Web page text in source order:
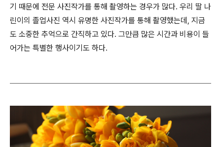
기 때문에 전문 사진작가를 통해 촬영하는 경우가 많다. 우리 딸 나
린이의 졸업사진 역시 유명한 사진작가를 통해 촬영했는데, 지금
도 소중한 추억으로 간직하고 있다. 그만큼 많은 시간과 비용이 들
어가는 특별한 행사이기도 하다.